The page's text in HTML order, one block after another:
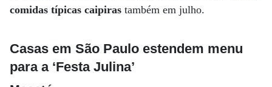
comidas típicas caipiras também em julho.
Casas em São Paulo estendem menu
para a ‘Festa Julina’